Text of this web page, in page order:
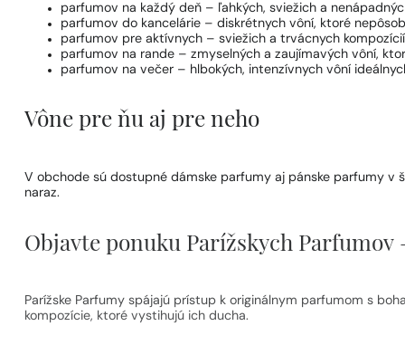
parfumov na každý deň – ľahkých, sviežich a
parfumov do kancelárie – diskrétnych vôní, ktoré
parfumov pre aktívnych – sviežich a trvácnych
parfumov na rande – zmyselných a zaujímavých vôní,
parfumov na večer – hlbokých, intenzívnych vôní
Vône pre ňu aj pre neho
V obchode sú dostupné dámske parfumy aj pánske parfumy v
naraz.
Objavte ponuku Parížskych
Parížske Parfumy spájajú prístup k originálnym parfumom s
kompozície, ktoré vystihujú ich ducha.